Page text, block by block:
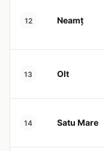
12 Neamț
13 Olt
14 Satu Mare